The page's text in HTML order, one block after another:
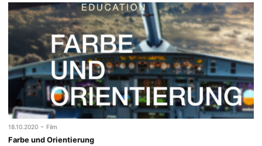
18.10.2020 - Film
Farbe und Orientierung